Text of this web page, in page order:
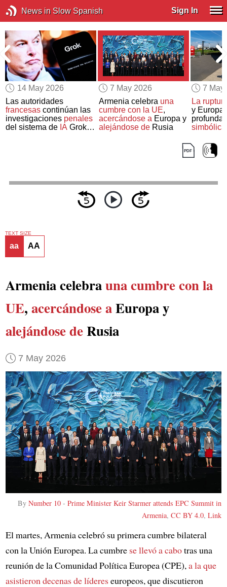
News in Slow Spanish Sign In
14 May 2026
Las autoridades
francesas continúan las
investigaciones penales
del sistema de IA Grok
7 May 2026
Armenia celebra una
cumbre con la UE,
acercándose aEuropa y
alejándose deRusia
7 May
La
y Europa
profunda
TEXT SIZE
aa AA
Armenia celebrauna cumbre con la
UE, acercándose aEuropa y
alejándose deRusia
7 May 2026
ByNumber 10 -Prime Minister Keir Starmer attends EPC Summit in
Armenia,CC BY 4.0,Link
El martes, Armenia celebró su primera cumbre bilateral
con la Unión Europea. La cumbre se llevó a cabotras una
reunión de la Comunidad Política Europea (CPE), a la que
asistieron decenas de lídereseuropeos, que discutieron